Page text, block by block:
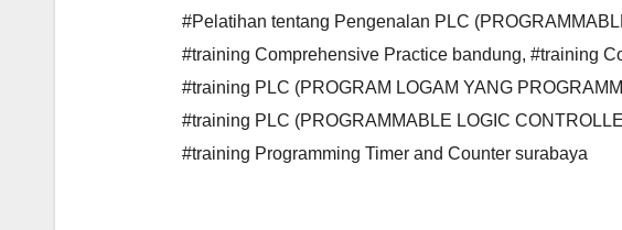
#Pelatihan tentang Pengenalan PLC
#training Comprehensive Practice bandung, #training
#training PLC (PROGRAM LOGAM YANG
#training PLC (PROGRAMMABLE LOGIC
#training Programming Timer and Counter surabaya